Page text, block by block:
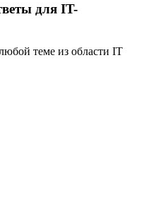
для IT-
теме из области IT